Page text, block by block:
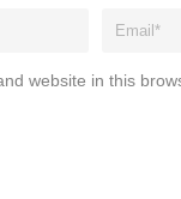
website in this